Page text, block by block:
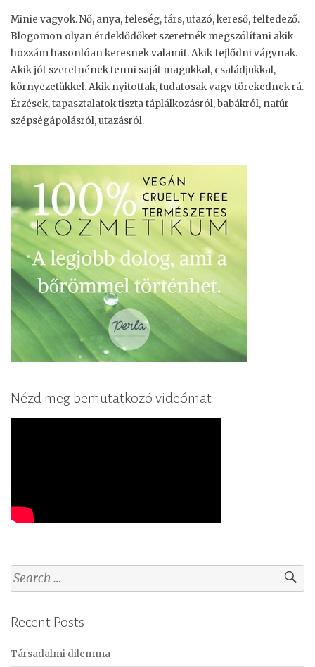
Minie vagyok. Nő, anya, feleség, társ, utazó, kereső, felfedező.
Blogomon olyan érdeklődőket szeretnék megszólítani akik
hozzám hasonlóan keresnek valamit. Akik fejlődni vágynak.
Akik jót szeretnének tenni saját magukkal, családjukkal,
környezetükkel. Akik nyitottak, tudatosak vagy törekednek rá.
Érzések, tapasztalatok tiszta táplálkozásról, babákról, natúr
szépségápolásról, utazásról.
Nézd meg bemutatkozó videómat
S
e
r
c
h
Recent Posts
Társadalmi dilemma